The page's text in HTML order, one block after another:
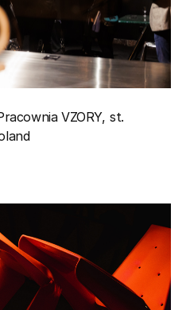
VZORY st.